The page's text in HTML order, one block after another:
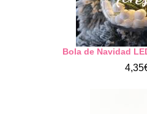
Bola de Navidad